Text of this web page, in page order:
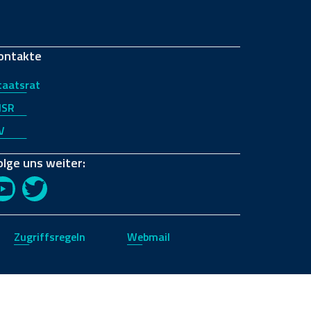
uns weiter:
YouTubeTwitter
Zugriffsregeln Webmail